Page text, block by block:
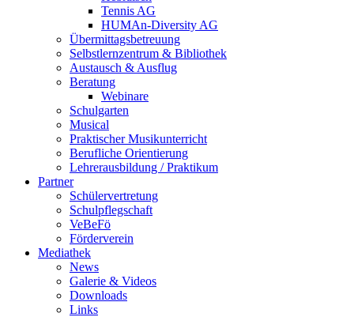
Tennis AG
HUMAn-Diversity AG
Übermittagsbetreuung
Selbstlernzentrum & Bibliothek
Austausch & Ausflug
Beratung
Webinare
Schulgarten
Musical
Praktischer Musikunterricht
Berufliche Orientierung
Lehrerausbildung / Praktikum
Partner
Schülervertretung
Schulpflegschaft
VeBeFö
Förderverein
Mediathek
News
Galerie & Videos
Downloads
Links